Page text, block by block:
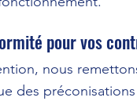
pour vos
nous
des